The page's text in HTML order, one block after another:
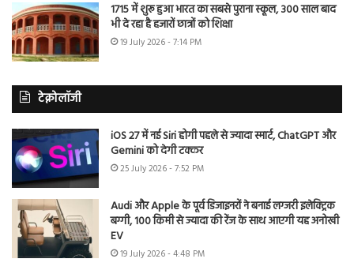
1715 में शुरू हुआ भारत का सबसे पुराना स्कूल, 300 साल बाद
भी दे रहा है हजारों छात्रों को शिक्षा
19 July 2026 - 7:14 PM
टेक्नोलॉजी
iOS 27 में नई Siri होगी पहले से ज्यादा स्मार्ट, ChatGPT और
Gemini को देगी टक्कर
25 July 2026 - 7:52 PM
Audi और Apple के पूर्व डिजाइनरों ने बनाई लग्जरी इलेक्ट्रिक
बग्गी, 100 किमी से ज्यादा की रेंज के साथ आएगी यह अनोखी
EV
19 July 2026 - 4:48 PM